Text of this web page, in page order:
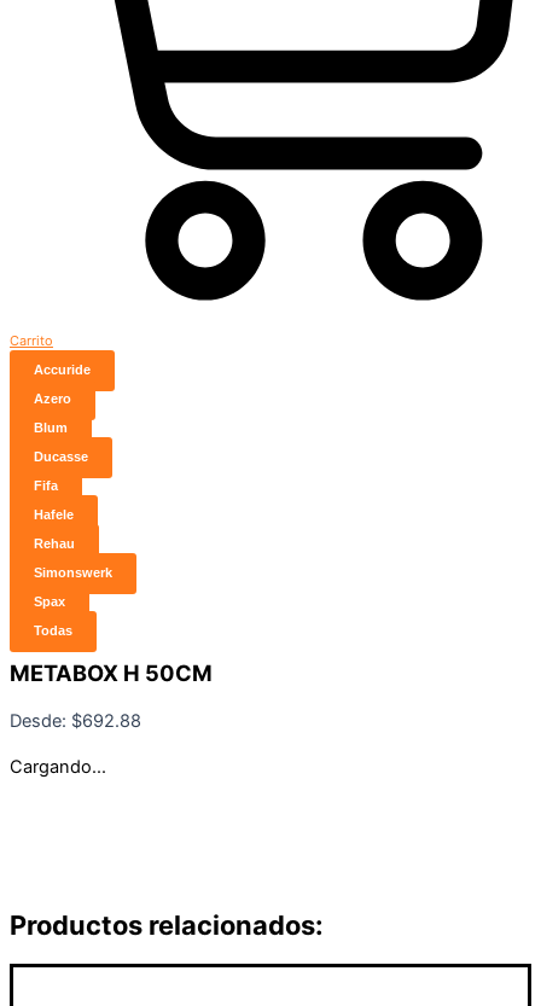
Carrito
Accuride
Azero
Blum
Ducasse
Fifa
Hafele
Rehau
Simonswerk
Spax
Todas
METABOX H 50CM
Desde: $692.88
Cargando...
Productos relacionados: